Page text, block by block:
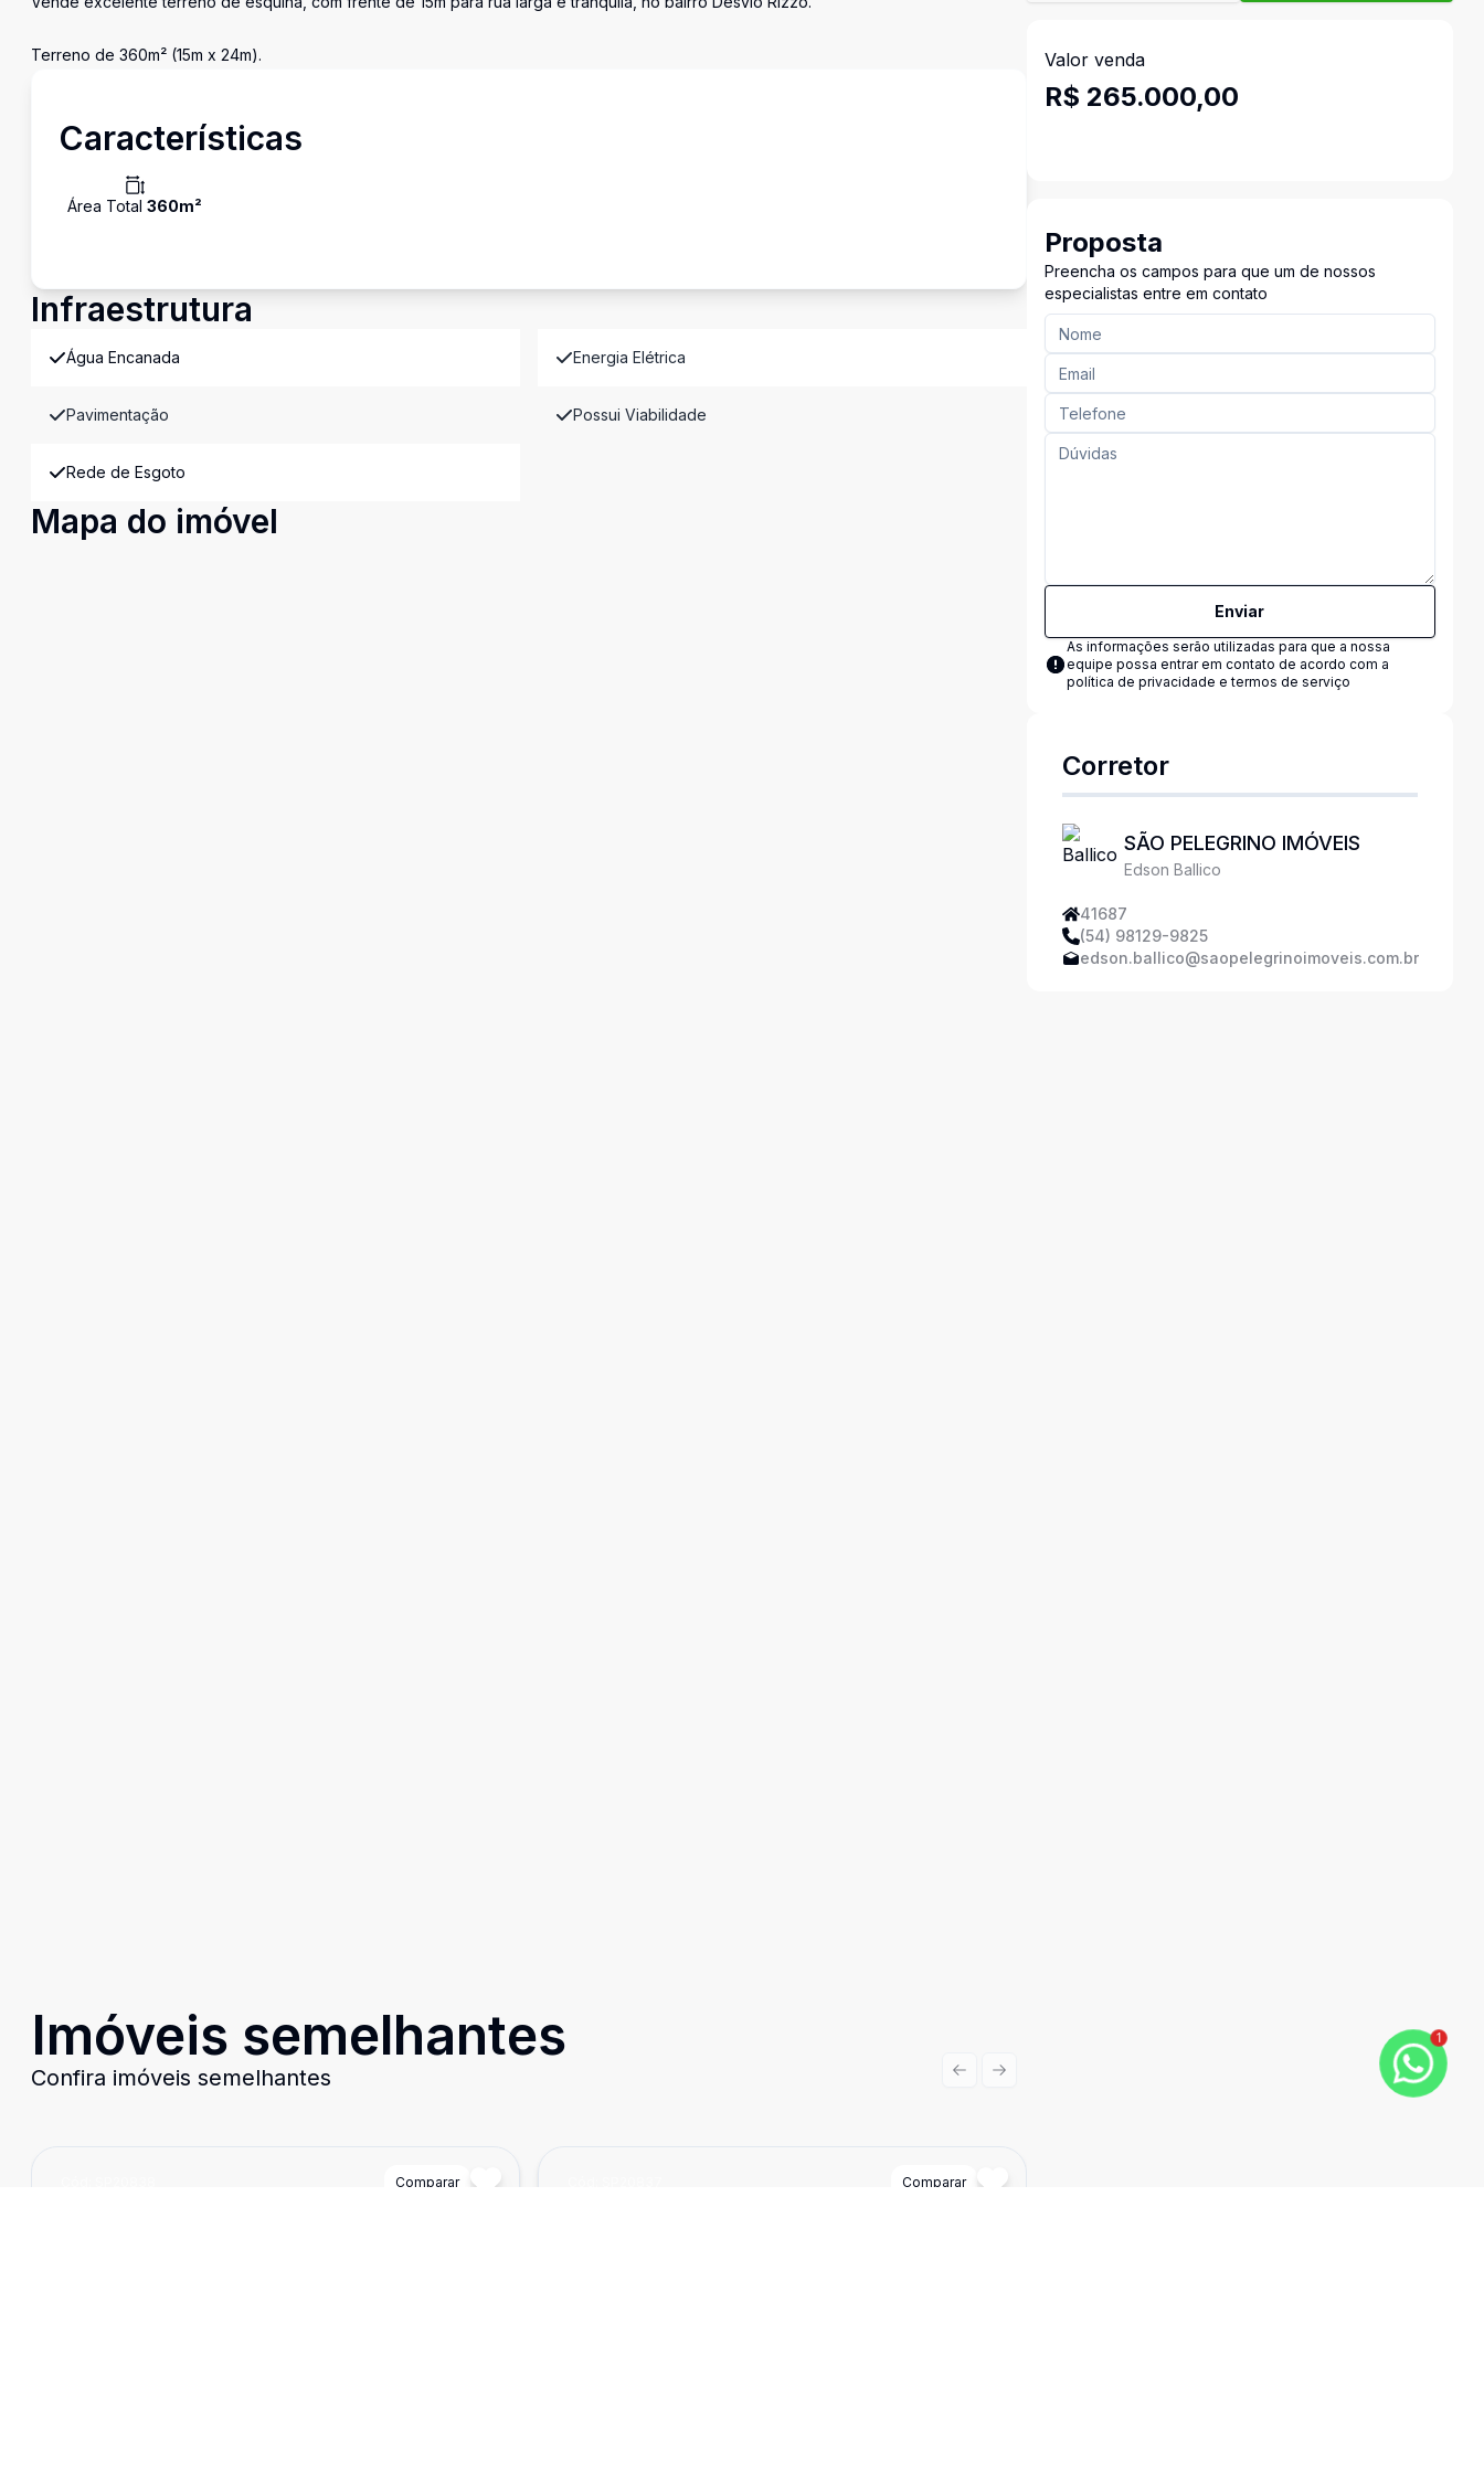
Terreno de 360m² (15m x 24m).
Características
Área Total 360m²
Infraestrutura
Água Encanada Energia Elétrica
Pavimentação Possui Viabilidade
Rede de Esgoto
Mapa do imóvel
Imóveis semelhantes
Confira imóveis semelhantes
Comparar Comparar
Previous slide
Next slide
Valor venda
R$ 265.000,00
Proposta
Preencha os campos para que um de nossos
especialistas entre em contato
Enviar
As informações serão utilizadas para que a nossa
equipe possa entrar em contato de acordo com a
política de privacidade e termos de serviço
Corretor
SÃO PELEGRINO IMÓVEIS
Edson Ballico
41687
(54) 98129-9825
edson.ballico@saopelegrinoimoveis.com.br
1